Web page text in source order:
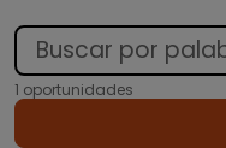
1 oportunidades